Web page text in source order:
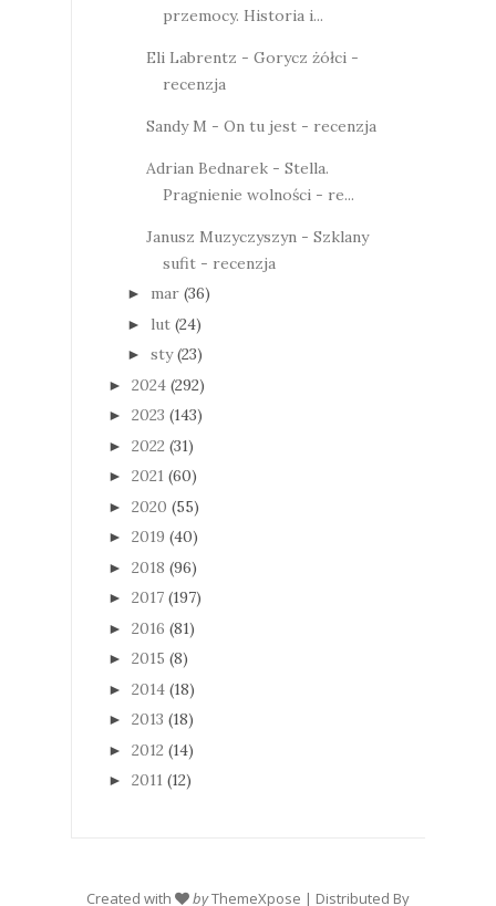
przemocy. Historia i...
Eli Labrentz - Gorycz żółci -
recenzja
Sandy M - On tu jest - recenzja
Adrian Bednarek - Stella.
Pragnienie wolności - re...
Janusz Muzyczyszyn - Szklany
sufit - recenzja
► mar (36)
► lut (24)
► sty (23)
► 2024 (292)
► 2023 (143)
► 2022 (31)
► 2021 (60)
► 2020 (55)
► 2019 (40)
► 2018 (96)
► 2017 (197)
► 2016 (81)
► 2015 (8)
► 2014 (18)
► 2013 (18)
► 2012 (14)
► 2011 (12)
Created with byThemeXpose | Distributed By